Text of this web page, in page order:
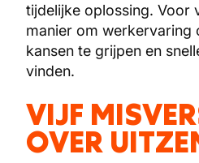
tijdelijke oplossing. Voor
manier om werkervaring
kansen te grijpen en
vinden.
VIJF
OVER